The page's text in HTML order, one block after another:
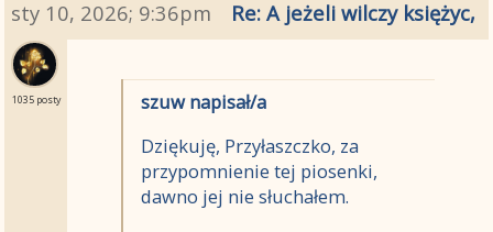
sty 10, 2026; 9:36pm
Re: A jeżeli wilczy
1035 posty
szuw napisał/a
Dziękuję, Przyłaszczko, za
przypomnienie tej piosenki,
dawno jej nie słuchałem.